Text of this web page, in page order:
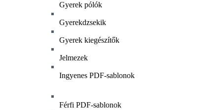
Gyerek pólók
Gyerekdzsekik
Gyerek kiegészítők
Jelmezek
Ingyenes PDF-sablonok
Férfi PDF-sablonok